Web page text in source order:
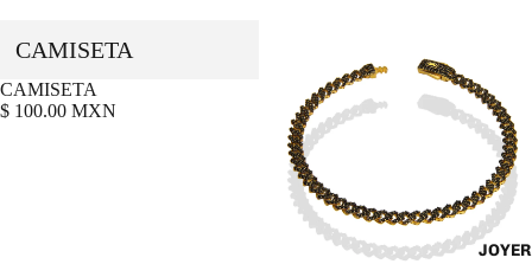
CAMISETA
Agregar
CAMISETA
$ 100.00 MXN